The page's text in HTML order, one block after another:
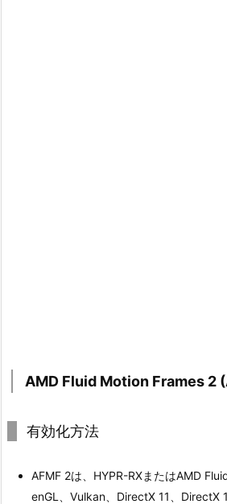
AMD Fluid Motion Frames 2
有効化方法
AFMF 2は、HYPR-RXまたはAMD
enGL、Vulkan、DirectX 11、DirectX